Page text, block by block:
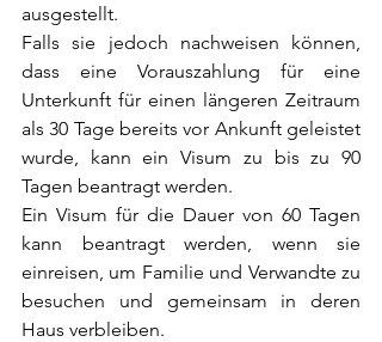
ausgestellt.
Falls sie jedoch nachweisen können,
dass eine Vorauszahlung für eine
Unterkunft für einen längeren Zeitraum
als 30 Tage bereits vor Ankunft geleistet
wurde, kann ein Visum zu bis zu 90
Tagen beantragt werden.
Ein Visum für die Dauer von 60 Tagen
kann beantragt werden, wenn sie
einreisen, um Familie und Verwandte zu
besuchen und gemeinsam in deren
Haus verbleiben.